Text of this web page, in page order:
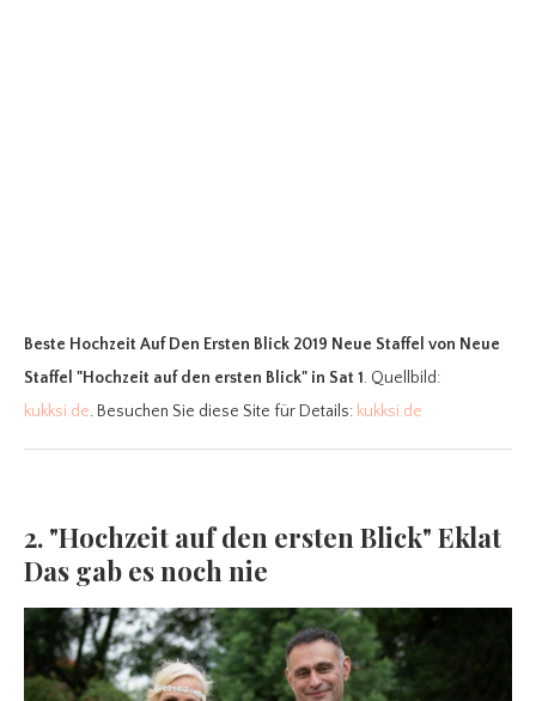
Beste Hochzeit Auf Den Ersten Blick 2019 Neue Staffel von Neue
Staffel "Hochzeit auf den ersten Blick" in Sat 1. Quellbild:
kukksi.de. Besuchen Sie diese Site für Details: kukksi.de
2. "Hochzeit auf den ersten Blick" Eklat
Das gab es noch nie